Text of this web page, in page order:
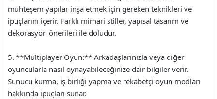
muhteşem yapılar inşa etmek için gereken teknikleri ve
ipuçlarını içerir. Farklı mimari stiller, yapısal tasarım ve
dekorasyon önerileri ile doludur.
5. **Multiplayer Oyun:** Arkadaşlarınızla veya diğer
oyuncularla nasıl oynayabileceğinize dair bilgiler verir.
Sunucu kurma, iş birliği yapma ve rekabetçi oyun modları
hakkında ipuçları sunar.